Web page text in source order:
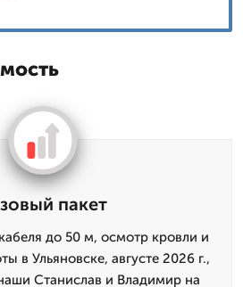
пакет
до 50 м, осмотр кровли и
в Ульяновске, августе 2026 г.,
Станислав и Владимир на